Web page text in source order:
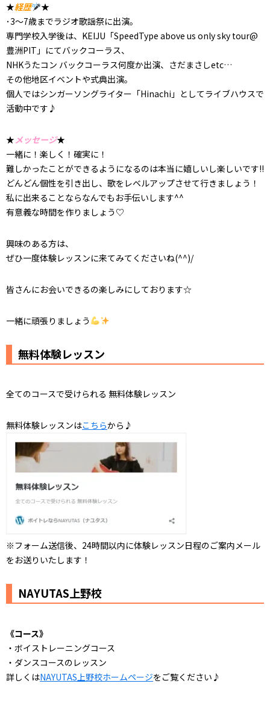
★経歴
★
･3〜7歳までラジオ歌謡祭に出演。
専門学校入学後は、KEIJU「SpeedType above us only sky tour@
豊洲PIT」にてバックコーラス、
NHKうたコン バックコーラス何度か出演、さだまさしetc…
その他地区イベントや式典出演。
個人ではシンガーソングライター「Hinachi」としてライブハウスで
活動中です♪
★メッセージ★
一緒に！楽しく！確実に！
難しかったことができるようになるのは本当に嬉しいし楽しいです!!
どんどん個性を引き出し、歌をレベルアップさせて行きましょう！
私に出来ることならなんでもお手伝いします^^
有意義な時間を作りましょう♡
興味のある方は、
ぜひ一度体験レッスンに来てみてくださいね(^^)/
皆さんにお会いできるの楽しみにしております☆
一緒に頑張りましょう
無料体験レッスン
全てのコースで受けられる 無料体験レッスン
無料体験レッスンはこちらから♪
※フォーム送信後、24時間以内に体験レッスン日程のご案内メール
をお送りいたします！
NAYUTAS上野校
《コース》
・ボイストレーニングコース
・ダンスコースのレッスン
詳しくはNAYUTAS上野校ホームページをご覧ください♪